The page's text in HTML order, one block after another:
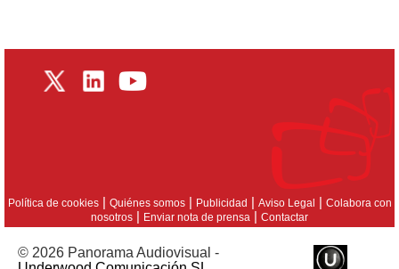
Política de cookies| Quiénes somos| Publicidad | Aviso Legal | Colabora con
nosotros | Enviar nota de prensa | Contactar
© 2026 Panorama Audiovisual -